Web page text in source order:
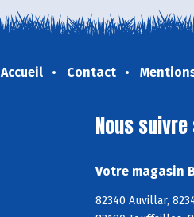
Accueil Contact
Nous
Votre magasin
82340 Auvillar,